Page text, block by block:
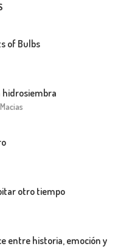
of Bulbs
hidrosiembra
otro tiempo
entre historia, emoción y